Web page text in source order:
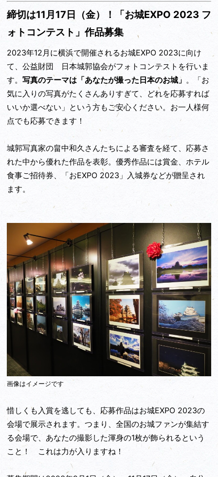
締切は11月17日（金）！「お城EXPO 2023 フ
ォトコンテスト」作品募集
2023年12月に横浜で開催されるお城EXPO 2023に向け
て、公益財団 日本城郭協会がフォトコンテストを行いま
す。 写真のテーマは「あなたが撮った日本のお城」 。「お
気に入りの写真がたくさんありすぎて、どれを応募すれば
いいか選べない」という方もご安心ください。お一人様何
点でも応募できます！
城郭写真家の畠中和久さんたちによる審査を経て、応募さ
れた中から優れた作品を表彰。優秀作品には賞金、ホテル
食事ご招待券、「おEXPO 2023」入城券などが贈呈され
ます。
画像はイメージです
惜しくも入賞を逃しても、応募作品はお城EXPO 2023の
会場で展示されます。つまり、全国のお城ファンが集結す
る会場で、あなたの撮影した渾身の1枚が飾られるという
こと！ これは力が入りますね！